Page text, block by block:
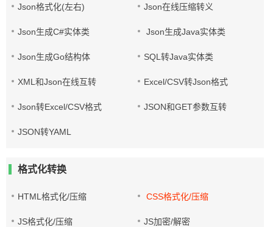
Json格式化(左右) Json在线压缩转义
Json生成C#实体类 Json生成Java实体类
Json生成Go结构体 SQL转Java实体类
XML和Json在线互转 Excel/CSV转Json格式
Json转Excel/CSV格式 JSON和GET参数互转
JSON转YAML
格式化转换
HTML格式化/压缩 CSS格式化/压缩
JS格式化/压缩 JS加密/解密